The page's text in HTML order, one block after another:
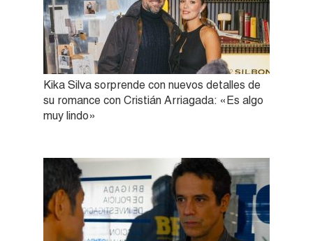
Kika Silva sorprende con nuevos detalles de
su romance con Cristián Arriagada: «Es algo
muy lindo»